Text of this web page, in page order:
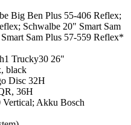
Big Ben Plus 55-406 Reflex;
Schwalbe 20" Smart Sam
Sam Plus 57-559 Reflex*
Trucky30 26"
black
Disc 32H
36H
Akku Bosch